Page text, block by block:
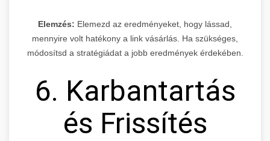
Elemzés: Elemezd az eredményeket, hogy lássad,
mennyire volt hatékony a link vásárlás. Ha szükséges,
módosítsd a stratégiádat a jobb eredmények érdekében.
6. Karbantartás
és Frissítés